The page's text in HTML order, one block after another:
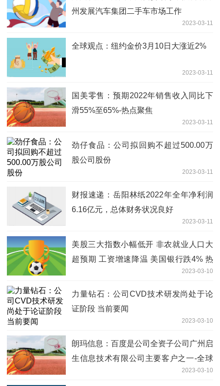
州发展汽车集团二手车市场工作
2023-03-11
全球观点：纽约金价3月10日大涨近2%
2023-03-11
国美零售：预期2022年销售收入同比下
滑55%至65%-热点聚焦
2023-03-11
劲仔食品：公司拟回购不超过500.00万
股公司股份
2023-03-11
财报速递：岳阳林纸2022年全年净利润
6.16亿元，总体财务状况良好
2023-03-11
美股三大指数小幅低开 非农就业人口大
超预期 工资增速降温 美国银行跌4% 热
2023-03-10
力量钻石：公司CVD技术研发尚处于论
证阶段 当前要闻
2023-03-10
朗玛信息：百度是公司全资子公司广州启
生信息技术有限公司主要客户之一-全球
2023-03-10